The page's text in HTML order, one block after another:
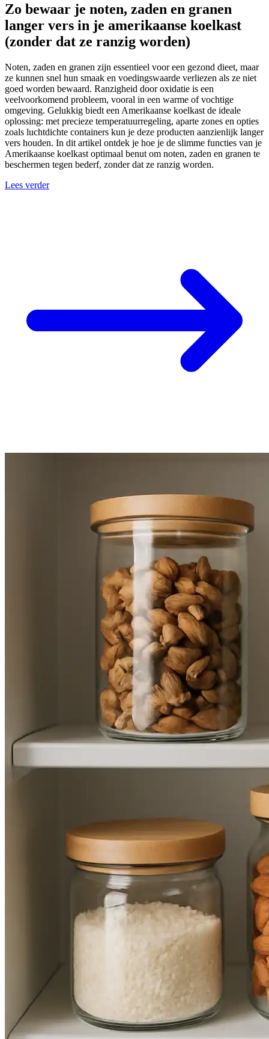
Zo bewaar je noten, zaden en granen
langer vers in je amerikaanse koelkast
(zonder dat ze ranzig worden)
Noten, zaden en granen zijn essentieel voor een gezond dieet, maar
ze kunnen snel hun smaak en voedingswaarde verliezen als ze niet
goed worden bewaard. Ranzigheid door oxidatie is een
veelvoorkomend probleem, vooral in een warme of vochtige
omgeving. Gelukkig biedt een Amerikaanse koelkast de ideale
oplossing: met precieze temperatuurregeling, aparte zones en opties
zoals luchtdichte containers kun je deze producten aanzienlijk langer
vers houden. In dit artikel ontdek je hoe je de slimme functies van je
Amerikaanse koelkast optimaal benut om noten, zaden en granen te
beschermen tegen bederf, zonder dat ze ranzig worden.
Lees verder